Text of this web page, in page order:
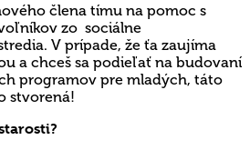
člena tímu na pomoc s
zo sociálne
V prípade, že ťa zaujíma
a chceš sa podieľať na budovaní
programov pre mladých, táto
stvorená!